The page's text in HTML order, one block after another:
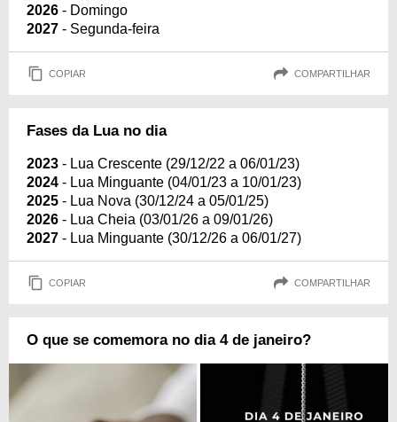
2026 - Domingo
2027 - Segunda-feira
COPIAR COMPARTILHAR
Fases da Lua no dia
2023 - Lua Crescente (29/12/22 a 06/01/23)
2024 - Lua Minguante (04/01/23 a 10/01/23)
2025 - Lua Nova (30/12/24 a 05/01/25)
2026 - Lua Cheia (03/01/26 a 09/01/26)
2027 - Lua Minguante (30/12/26 a 06/01/27)
COPIAR COMPARTILHAR
O que se comemora no dia 4 de janeiro?